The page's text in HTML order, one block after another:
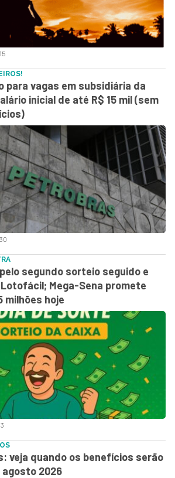
para vagas em subsidiária da
inicial de até R$ 15 mil (sem
segundo sorteio seguido e
Mega-Sena promete
milhões hoje
veja quando os benefícios serão
2026